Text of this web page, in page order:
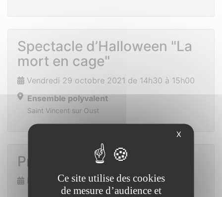
Spectacle d’Halloween "La
mort en cage"
Vendredi 29 octobre 2021 de 14h30 à 15h00
Ensemble polyvalent
Saint Vincent sur Oust
Prix des lecteurs
Dimanche 7 novembre 2021
X
Ce site utilise des cookies
de mesure d’audience et